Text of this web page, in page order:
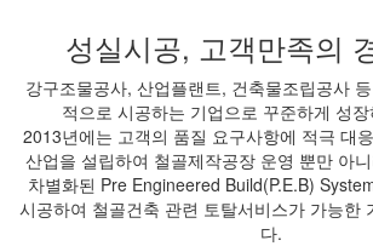
성실시공, 고객만족의
강구조물공사, 산업플랜트, 건축물조립공사
적으로 시공하는 기업으로 꾸준하게 성
2013년에는 고객의 품질 요구사항에 적극 대
산업을 설립하여 철골제작공장 운영 뿐만 아
차별화된 Pre Engineered Build(P.E.B)
시공하여 철골건축 관련 토탈서비스가 가능한
다.